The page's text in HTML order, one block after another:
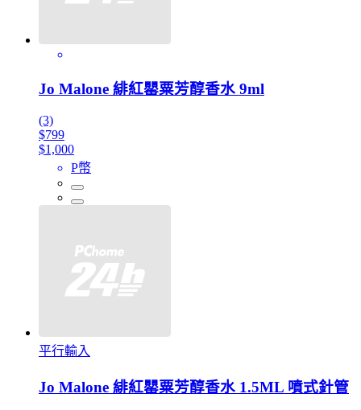
Jo Malone 緋紅罌粟芳醇香水 9ml
(3)
$799
$1,000
P幣
平行輸入
Jo Malone 緋紅罌粟芳醇香水 1.5ML 噴式針管